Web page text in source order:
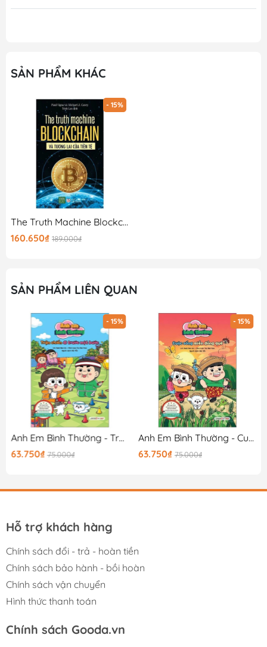
SẢN PHẨM KHÁC
- 15%
The Truth Machine Blockchain Và Tương Lai Của Tiền Tệ
160.650₫ 189.000₫
SẢN PHẨM LIÊN QUAN
- 15%
Anh Em Bình Thường - Trận Chiến Đi Trước Một Bước
63.750₫ 75.000₫
- 15%
Anh Em Bình Thường - Cuộc Sống Miền Đồng Quê
63.750₫ 75.000₫
Hỗ trợ khách hàng
Chính sách đổi - trả - hoàn tiền
Chính sách bảo hành - bồi hoàn
Chính sách vận chuyển
Hình thức thanh toán
Chính sách Gooda.vn